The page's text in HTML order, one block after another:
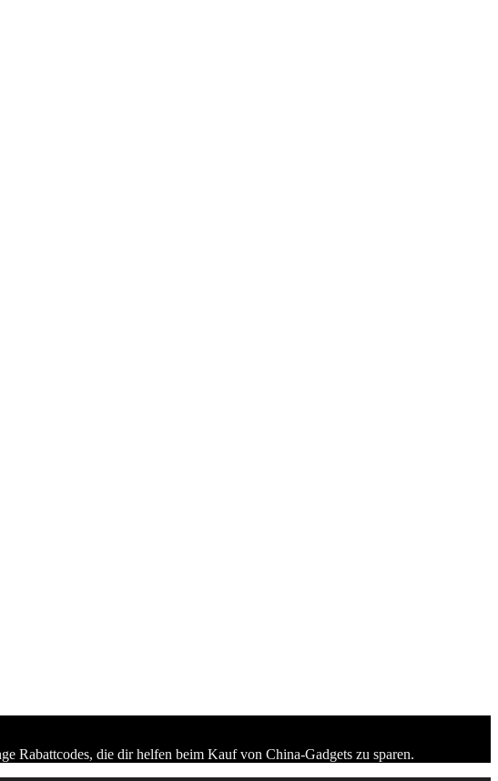
Rabattcodes, die dir helfen beim Kauf von China-Gadgets zu sparen.